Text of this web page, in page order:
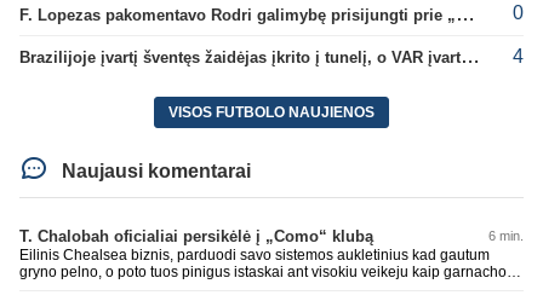
F. Lopezas pakomentavo Rodri galimybę prisijungti prie „Barcelona“ ekipos 0
Brazilijoje įvartį šventęs žaidėjas įkrito į tunelį, o VAR įvartį atšaukė 4
VISOS FUTBOLO NAUJIENOS
Naujausi komentarai
T. Chalobah oficialiai persikėlė į „Como“ klubą 6 min.
Eilinis Chealsea biznis, parduodi savo sistemos aukletinius kad gautum
gryno pelno, o poto tuos pinigus istaskai ant visokiu veikeju kaip garnacho ir